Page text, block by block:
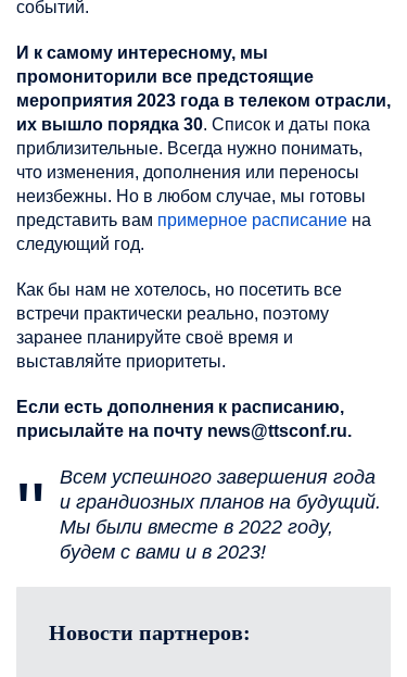
событий.
И к самому интересному, мы
промониторили все предстоящие
мероприятия 2023 года в телеком отрасли,
их вышло порядка 30. Список и даты пока
приблизительные. Всегда нужно понимать,
что изменения, дополнения или переносы
неизбежны. Но в любом случае, мы готовы
представить вам примерное расписание на
следующий год.
Как бы нам не хотелось, но посетить все
встречи практически реально, поэтому
заранее планируйте своё время и
выставляйте приоритеты.
Если есть дополнения к расписанию,
присылайте на почту news@ttsconf.ru.
Всем успешного завершения года
и грандиозных планов на будущий.
Мы были вместе в 2022 году,
будем с вами и в 2023!
Новости партнеров: